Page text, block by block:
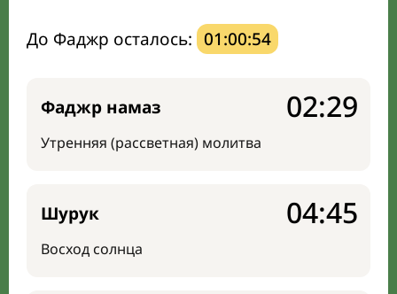
До Фаджр осталось: 01:00:53
Фаджр намаз
Утренняя (рассветная) молитва
02:29
Шурук
Восход солнца
04:45